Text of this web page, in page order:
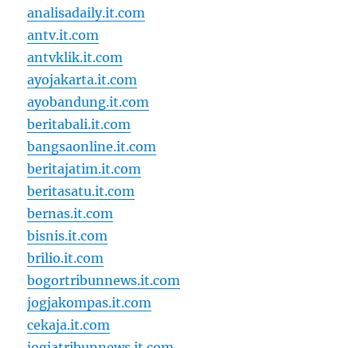
analisadaily.it.com
antv.it.com
antvklik.it.com
ayojakarta.it.com
ayobandung.it.com
beritabali.it.com
bangsaonline.it.com
beritajatim.it.com
beritasatu.it.com
bernas.it.com
bisnis.it.com
brilio.it.com
bogortribunnews.it.com
jogjakompas.it.com
cekaja.it.com